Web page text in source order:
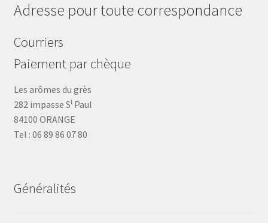
Adresse pour toute correspondance
Courriers
Paiement par chèque
Les arômes du grès
282 impasse St Paul
84100 ORANGE
Tel : 06 89 86 07 80
Généralités